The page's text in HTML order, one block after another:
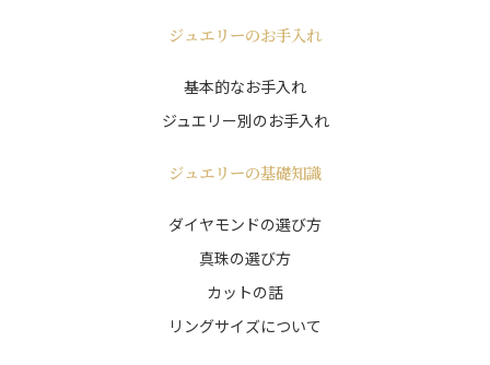
ジュエリーのお手入れ
基本的なお手入れ
ジュエリー別のお手入れ
ジュエリーの基礎知識
ダイヤモンドの選び方
真珠の選び方
カットの話
リングサイズについて